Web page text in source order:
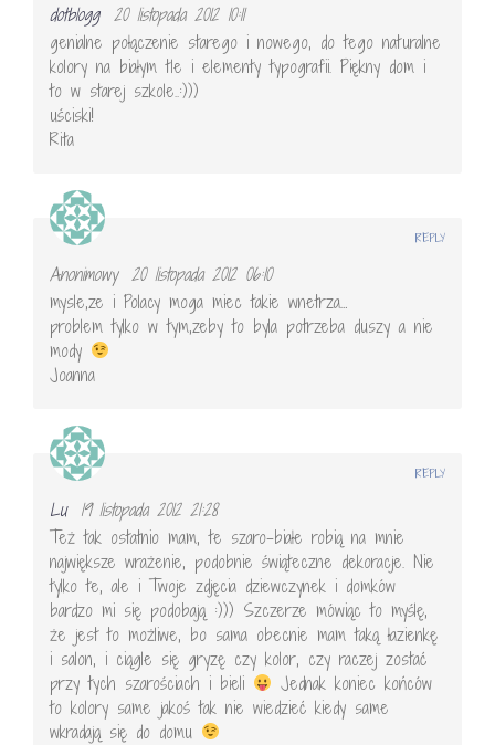
dotblogg 20 listopada 2012 10:11
genialne połączenie starego i nowego, do tego naturalne
kolory na białym tle i elementy typografii. Piękny dom i
to w starej szkole..:)))
uściski!
Rita
Anonimowy 20 listopada 2012 06:10
mysle,ze i Polacy moga miec takie wnetrza…
problem tylko w tym,zeby to byla potrzeba duszy a nie
mody
Joanna
REPLY
Lu
19 listopada 2012 21:28
Też tak ostatnio mam, te szaro-białe robią na mnie
największe wrażenie, podobnie świąteczne dekoracje. Nie
tylko te, ale i Twoje zdjęcia dziewczynek i domków
bardzo mi się podobają :))) Szczerze mówiąc to myślę,
że jest to możliwe, bo sama obecnie mam taką łazienkę
i salon, i ciągle się gryzę czy kolor, czy raczej zostać
przy tych szarościach i bieli
Jednak koniec końców
to kolory same jakoś tak nie wiedzieć kiedy same
wkradają się do domu
REPLY